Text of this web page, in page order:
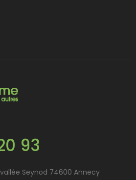
93
Seynod 74600 Annecy